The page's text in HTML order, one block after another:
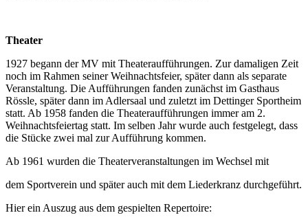
Theater
1927 begann der MV mit Theateraufführungen. Zur damaligen Zeit
noch im Rahmen seiner Weihnachtsfeier, später dann als separate
Veranstaltung. Die Aufführungen fanden zunächst im Gasthaus
Rössle, später dann im Adlersaal und zuletzt im Dettinger Sportheim
statt. Ab 1958 fanden die Theateraufführungen immer am 2.
Weihnachtsfeiertag statt. Im selben Jahr wurde auch festgelegt, dass
die Stücke zwei mal zur Aufführung kommen.
Ab 1961 wurden die Theaterveranstaltungen im Wechsel mit
dem Sportverein und später auch mit dem Liederkranz durchgeführt.
Hier ein Auszug aus dem gespielten Repertoire: